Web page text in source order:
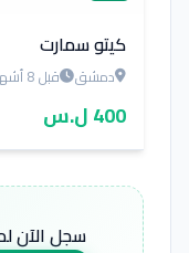
كيتو سمارت
دمشق قبل 8 أشهر
400 ل.س
سجل الآن